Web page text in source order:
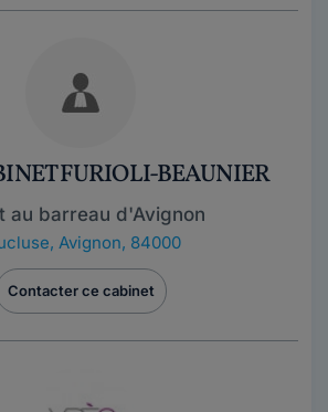
FURIOLI-BEAUNIER
au barreau d'Avignon
, Avignon, 84000
Contacter ce cabinet